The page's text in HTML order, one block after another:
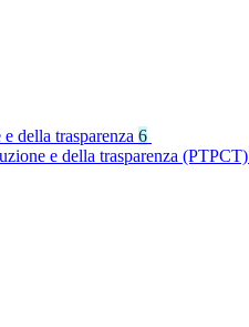
della trasparenza 6
e della trasparenza (PTPCT)